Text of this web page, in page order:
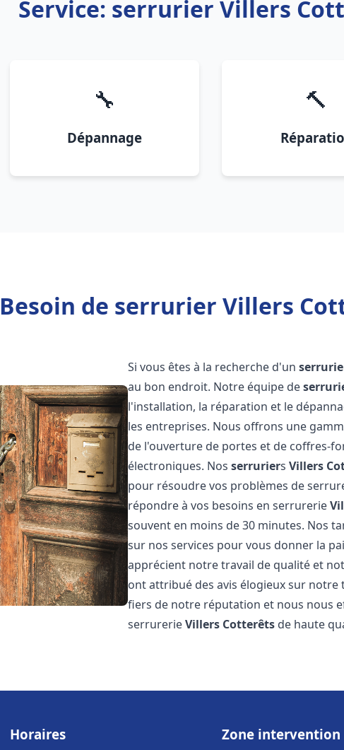
Service: serrurier Villers
🔧
Dépannage
🔨
Besoin de serrurier Villers
Si vous êtes à la recherche d'un
au bon endroit. Notre équipe de
l'installation, la réparation et le
les entreprises. Nous offrons une
de l'ouverture de portes et de coffres-
électroniques. NosserruriersVillers
pour résoudre vos problèmes de
répondre à vos besoins en serrurerie
souvent en moins de 30 minutes. Nos
sur nos services pour vous donner la
apprécient notre travail de qualité et
ont attribué des avis élogieux sur notre
fiers de notre réputation et nous nous
serrurerieVillers Cotterêts de haute
Horaires Zone intervention